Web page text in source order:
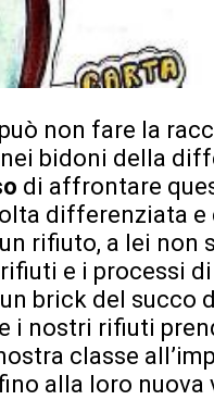
non fare la
bidoni della
di affrontare
differenziata
rifiuto, a lei non
e i processi
brick del succo
i nostri rifiuti
classe
alla loro nuova